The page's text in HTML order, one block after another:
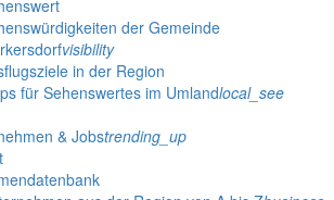
der Gemeinde
visibility
in der Region
für Sehenswertes im Umlandlocal_see
& Jobstrending_up